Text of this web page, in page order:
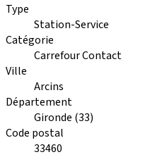
Type
Station-Service
Catégorie
Carrefour Contact
Ville
Arcins
Département
Gironde (33)
Code postal
33460